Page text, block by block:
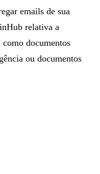
emails de sua
relativa a
documentos
ou documentos